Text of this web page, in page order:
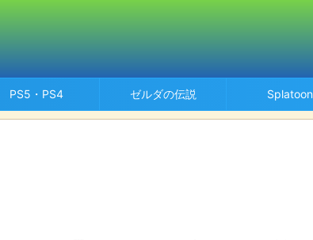
PS5・PS4 ゼルダの伝説 Splatoon